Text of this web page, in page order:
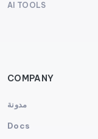
AI TOOLS
COMPANY
مدونة
Docs